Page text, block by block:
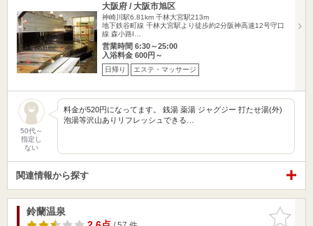
大阪府 / 大阪市旭区
神崎川駅6.81km 千林大宮駅213m
地下鉄谷町線 千林大宮駅より徒歩約2分阪神高速12号守口
線 森小路I…
営業時間 6:30～25:00
入浴料金 600円～
日帰り エステ・マッサージ
50代～
指定し
ない
料金が520円になってます。 銭湯 薬湯 ジャグジー 打たせ湯(外)
泡湯等沢山ありリフレッシュできる…
関連情報から探す
お気に入
りに追加
鈴蘭温泉